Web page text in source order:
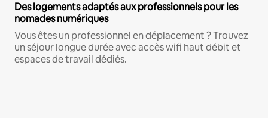
Des logements adaptés aux professionnels pour les
nomades numériques
Vous êtes un professionnel en déplacement ? Trouvez
un séjour longue durée avec accès wifi haut débit et
espaces de travail dédiés.